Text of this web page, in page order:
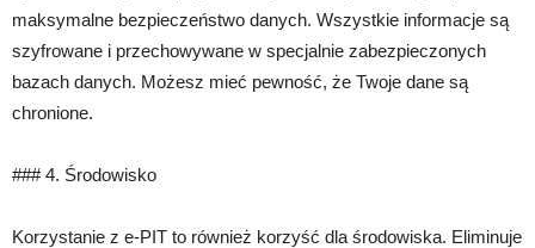
maksymalne bezpieczeństwo danych. Wszystkie informacje są
szyfrowane i przechowywane w specjalnie zabezpieczonych
bazach danych. Możesz mieć pewność, że Twoje dane są
chronione.
### 4. Środowisko
Korzystanie z e-PIT to również korzyść dla środowiska. Eliminuje